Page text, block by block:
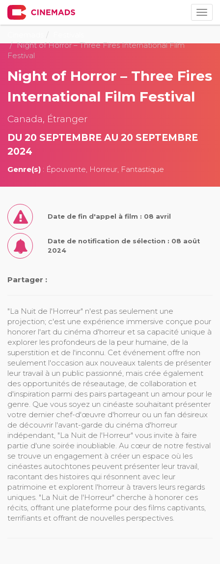
Night of Horror – Three Fires International Film
Festival
Night of Horror – Three Fires
International Film Festival
Canada, Étranger
DU 20 SEPTEMBRE AU 20 SEPTEMBRE
2024
Genre(s) : Épouvante, Horreur, Fantastique
Date de fin d'appel à film : 08 avril
Date de notification de sélection : 08 août
2024
Partager :
"La Nuit de l'Horreur" n'est pas seulement une
projection; c'est une expérience immersive conçue pour
honorer l'art du cinéma d'horreur et sa capacité unique à
explorer les profondeurs de la peur humaine, de la
superstition et de l'inconnu. Cet événement offre non
seulement l'occasion aux nouveaux talents de présenter
leur travail à un public passionné, mais crée également
des opportunités de réseautage, de collaboration et
d'inspiration parmi des pairs partageant un amour pour le
genre. Que vous soyez un cinéaste souhaitant présenter
votre dernier chef-d'œuvre d'horreur ou un fan désireux
de découvrir l'avant-garde du cinéma d'horreur
indépendant, "La Nuit de l'Horreur" vous invite à faire
partie d'une soirée inoubliable. Au cœur de notre festival
se trouve un engagement à créer un espace où les
cinéastes autochtones peuvent présenter leur travail,
racontant des histoires qui résonnent avec leur
patrimoine et explorent l'horreur à travers leurs regards
uniques. "La Nuit de l'Horreur" cherche à honorer ces
récits, offrant une plateforme pour des films captivants,
terrifiants et offrant de nouvelles perspectives.